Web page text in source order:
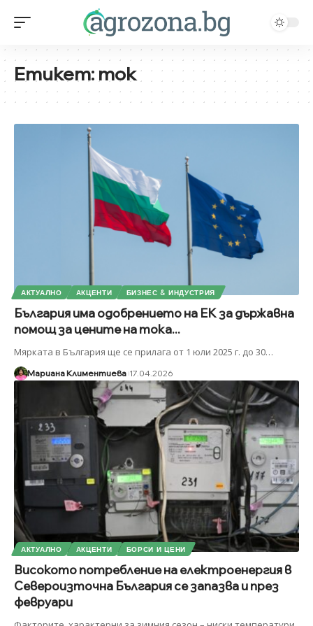
Етикет:ток
АКТУАЛНО АКЦЕНТИ БИЗНЕС & ИНДУСТРИЯ
България има одобрението на ЕК за държавна
помощ за цените на тока...
Мярката в България ще се прилага от 1 юли 2025 г. до 30…
Мариана Климентиева 17.04.2026
АКТУАЛНО АКЦЕНТИ БОРСИ И ЦЕНИ
Високото потребление на електроенергия в
Североизточна България се запазва и през
февруари